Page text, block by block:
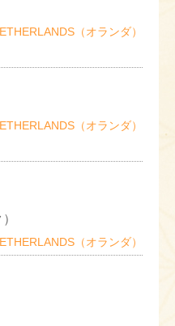
（オランダ）
（オランダ）
（オランダ）